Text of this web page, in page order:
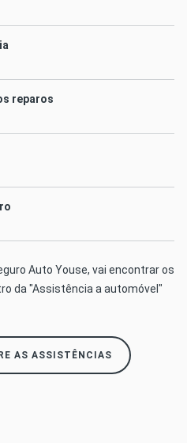
reparos
Auto Youse, vai encontrar os
da "Assistência a automóvel"
AS ASSISTÊNCIAS